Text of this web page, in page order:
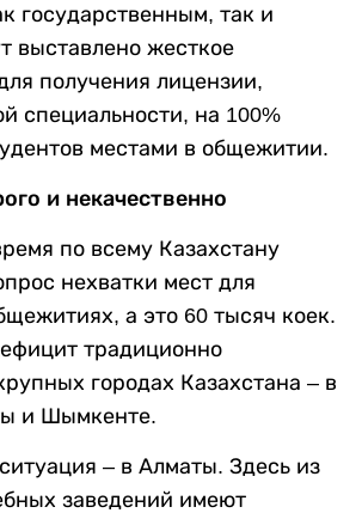
государственным, так и
выставлено жесткое
получения лицензии,
специальности, на 100%
местами в общежитии.
и некачественно
по всему Казахстану
нехватки мест для
а это 60 тысяч коек.
традиционно
городах Казахстана – в
и Шымкенте.
– в Алматы. Здесь из
заведений имеют